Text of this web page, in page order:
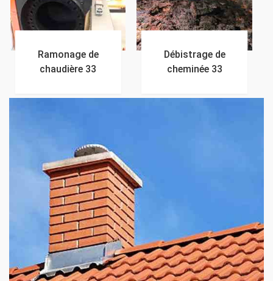
Ramonage de
chaudière 33
Débistrage de
cheminée 33